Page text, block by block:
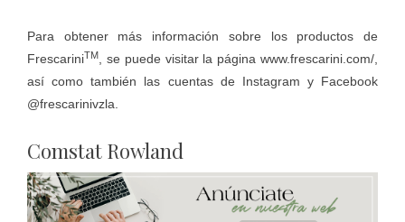
Para obtener más información sobre los productos de
FrescariniTM , se puede visitar la página www.frescarini.com/
así como también las cuentas de Instagram y Facebook
@frescarinivzla.
Comstat Rowland